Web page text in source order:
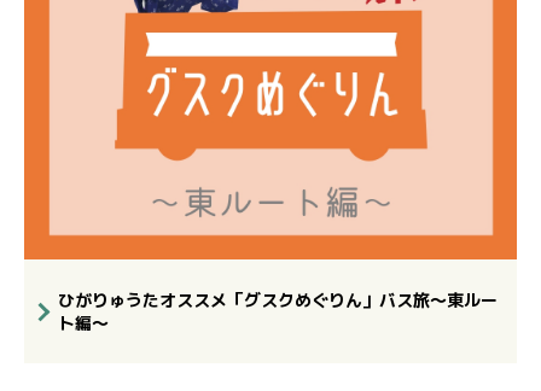
ひがりゅうたオススメ「グスクめぐりん」バス旅～東ルー
ト編～